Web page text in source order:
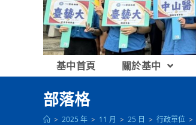
基中首頁 關於基中
部落格
> 2025 年 > 11 月 > 25 日 > 行政單位 >